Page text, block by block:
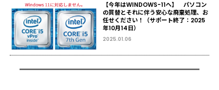
【今年はWINDOWS-11へ】 パソコン
の買替とそれに伴う安心な廃棄処理、お
任せください！（サポート終了：2025
年10月14日）
2025.01.06